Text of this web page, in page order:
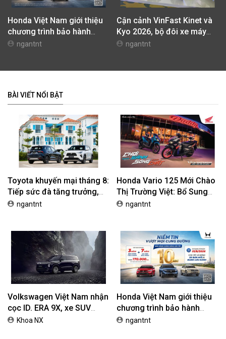
Toyota khuyến mại tháng 8:
tối ưu chi phí mua xe
ngantnt
Honda Vario 125 Mới Chào
Phiên Bản Street, Giá Từ
ngantnt
Honda Việt Nam giới thiệu
chương trình bảo hành
chính hãng lên tới 10 năm
dành cho khách hàng Ôtô
ngantnt
Cận cảnh VinFast Kinet và
Kyo 2026, bộ đôi xe máy
điện mới nhất tại Việt Nam
ngantnt
BÀI VIẾT NỔI BẬT
Toyota khuyến mại tháng 8:
Honda Vario 125 Mới Chào